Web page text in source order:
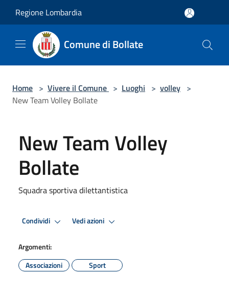
Regione Lombardia
Comune di Bollate
Home > Vivere il Comune > Luoghi > volley >
New Team Volley Bollate
New Team Volley
Bollate
Squadra sportiva dilettantistica
Condividi Vedi azioni
Argomenti:
Associazioni
Sport